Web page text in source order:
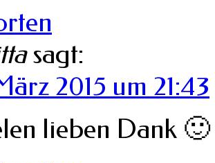
sagt:
2015 um 21:43
lieben Dank 🙂